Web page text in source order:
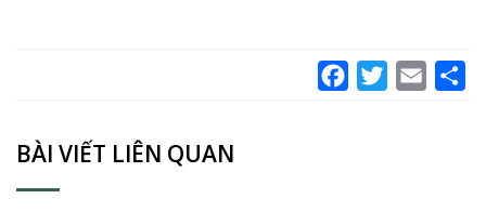
FacebookTwitterEmail
BÀI VIẾT LIÊN QUAN